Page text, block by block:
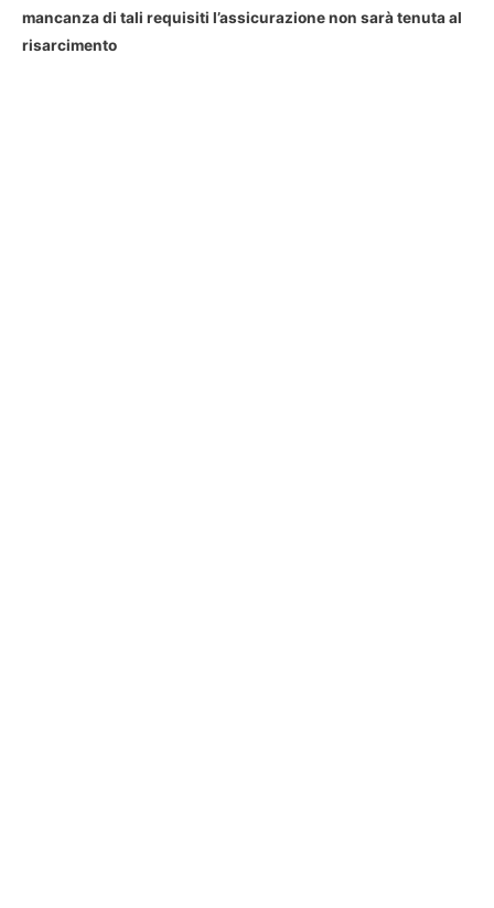
mancanza di tali requisiti l’assicurazione non sarà tenuta al
risarcimento